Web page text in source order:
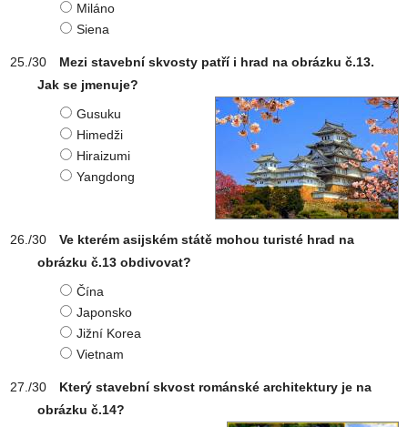
Miláno
Siena
Mezi stavební skvosty patří i hrad na obrázku č.13.
Jak se jmenuje?
Gusuku
Himedži
Hiraizumi
Yangdong
Ve kterém asijském státě mohou turisté hrad na
obrázku č.13 obdivovat?
Čína
Japonsko
Jižní Korea
Vietnam
Který stavební skvost románské architektury je na
obrázku č.14?